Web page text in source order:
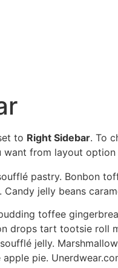
to Right Sidebar. To
want from layout option
pastry. Bonbon
jelly beans
toffee
drops tart tootsie roll
jelly.
pie.